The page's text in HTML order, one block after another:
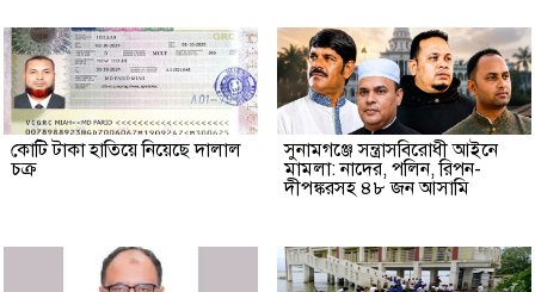
কোটি টাকা হাতিয়ে নিয়েছে দালাল
চক্র
‎সুনামগঞ্জে সন্ত্রাসবিরোধী আইনে
মামলা: নাদের, পলিন, রিপন-
দীপঙ্করসহ ৪৮ জন আসামি